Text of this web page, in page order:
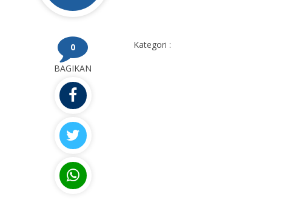
0
BAGIKAN
Kategori :